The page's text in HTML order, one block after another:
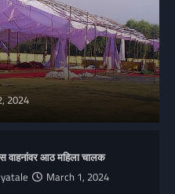
2024
वाहनांवर आठ महिला चालक
March 1, 2024